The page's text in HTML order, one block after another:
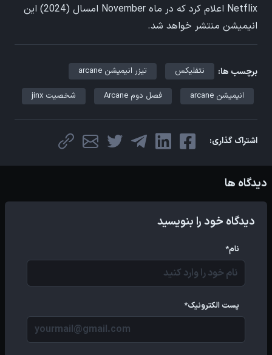
Netflix اعلام کرد که در ماه November امسال (2024) این
انیمیشن منتشر خواهد شد.
برچسب ها: نتفلیکس تیزر انیمیشن arcane
انیمیشن arcane فصل دوم Arcane شخصیت jinx
اشتراک گذاری:
دیدگاه ها
دیدگاه خود را بنویسید
نام*
پست الکترونیک*